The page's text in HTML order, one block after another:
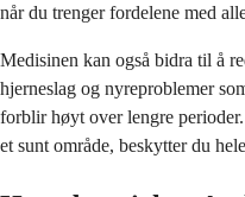
når du trenger fordelene med
Medisinen kan også bidra til å
hjerneslag og nyreproblemer
forblir høyt over lengre
et sunt område, beskytter du